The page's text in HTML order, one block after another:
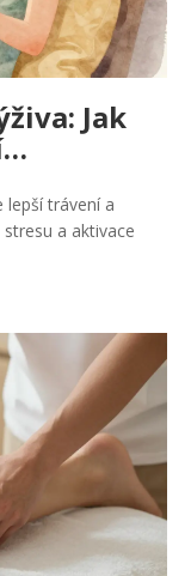
Jak
trávení a
a aktivace